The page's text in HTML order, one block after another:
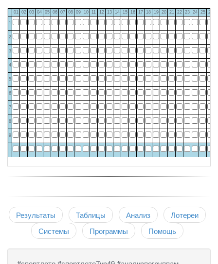
01 02 03 04 05 06 07 08 09 10 11 12 13 14 15 16 17 18 19 20 21 22 23 24 25 26
1
2
3
4
5
6
7
8
9
Результаты Таблицы Анализ
Лотереи
Системы
Программы Помощь